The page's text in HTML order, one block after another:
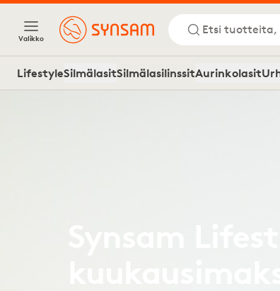
Valikko
Etsi tuotteita,
LifestyleSilmälasitSilmälasilinssitAurinkolasit
Synsam